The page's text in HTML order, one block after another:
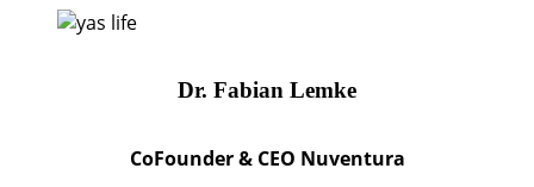
Dr. Fabian Lemke
CoFounder & CEO Nuventura